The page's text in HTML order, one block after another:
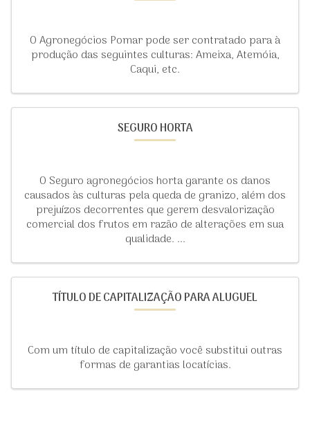
O Agronegócios Pomar pode ser contratado para à
produção das seguintes culturas: Ameixa, Atemóia,
Caqui, etc.
SEGURO HORTA
O Seguro agronegócios horta garante os danos
causados às culturas pela queda de granizo, além dos
prejuízos decorrentes que gerem desvalorização
comercial dos frutos em razão de alterações em sua
qualidade. ...
TÍTULO DE CAPITALIZAÇÃO PARA ALUGUEL
Com um título de capitalização você substitui outras
formas de garantias locatícias.